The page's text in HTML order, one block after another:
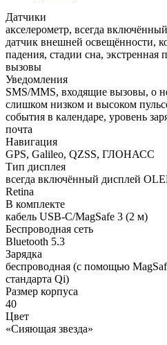
Датчики
акселерометр, всегда
датчик внешней освещённости,
падения, стадии сна,
вызовы
Уведомления
SMS/MMS, входящие вызовы, о
слишком низком и высоком
события в календаре, уровень
почта
Навигация
GPS, Galileo, QZSS, ГЛОНАСС
Тип дисплея
всегда включённый дисплей
Retina
В комплекте
кабель USB-C/MagSafe 3 (2 м)
Беспроводная сеть
Bluetooth 5.3
Зарядка
беспроводная (с помощью
стандарта Qi)
Размер корпуса
40
Цвет
«Сияющая звезда»